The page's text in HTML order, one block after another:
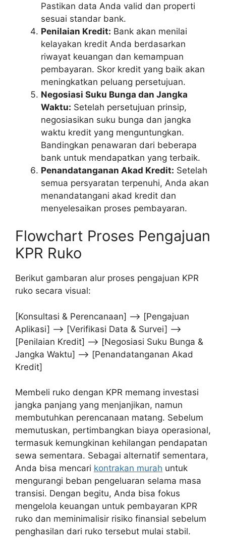
Pastikan data Anda valid dan properti
sesuai standar bank.
Penilaian Kredit: Bank akan menilai
kelayakan kredit Anda berdasarkan
riwayat keuangan dan kemampuan
pembayaran. Skor kredit yang baik akan
meningkatkan peluang persetujuan.
Negosiasi Suku Bunga dan Jangka
Waktu: Setelah persetujuan prinsip,
negosiasikan suku bunga dan jangka
waktu kredit yang menguntungkan.
Bandingkan penawaran dari beberapa
bank untuk mendapatkan yang terbaik.
Penandatanganan Akad Kredit: Setelah
semua persyaratan terpenuhi, Anda akan
menandatangani akad kredit dan
menyelesaikan proses pembayaran.
Flowchart Proses Pengajuan
KPR Ruko
Berikut gambaran alur proses pengajuan KPR
ruko secara visual:
[Konsultasi & Perencanaan] –> [Pengajuan
Aplikasi] –> [Verifikasi Data & Survei] –>
[Penilaian Kredit] –> [Negosiasi Suku Bunga &
Jangka Waktu] –> [Penandatanganan Akad
Kredit]
Membeli ruko dengan KPR memang investasi
jangka panjang yang menjanjikan, namun
membutuhkan perencanaan matang. Sebelum
memutuskan, pertimbangkan biaya operasional,
termasuk kemungkinan kehilangan pendapatan
sewa sementara. Sebagai alternatif sementara,
Anda bisa mencari kontrakan murah untuk
mengurangi beban pengeluaran selama masa
transisi. Dengan begitu, Anda bisa fokus
mengelola keuangan untuk pembayaran KPR
ruko dan meminimalisir risiko finansial sebelum
penghasilan dari ruko tersebut mulai stabil.